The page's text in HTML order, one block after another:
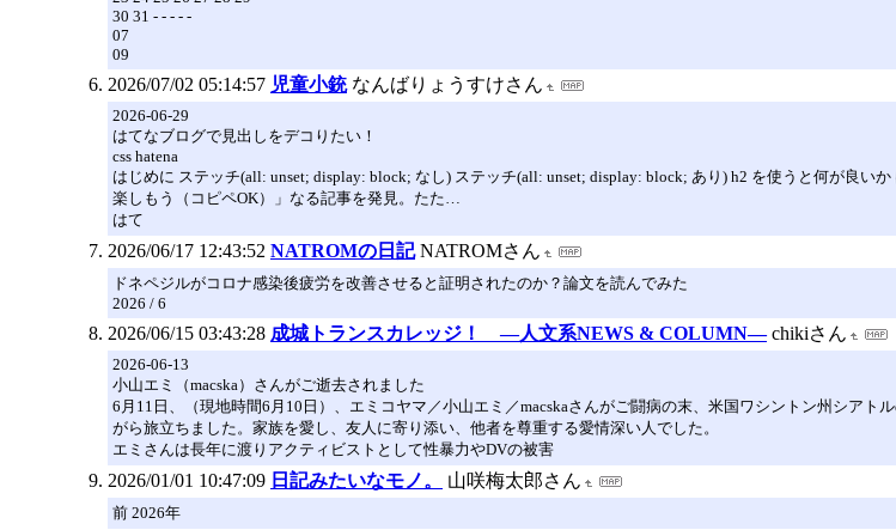
30 31 - - - - -
07
09
2026/07/02 05:14:57 児童小銃 なんばりょうすけさん
2026-06-29
はてなブログで見出しをデコりたい！
css hatena
はじめに ステッチ(all: unset; display: block; なし) ステッチ(all: unset; display: block; あり) h2 を使うと何が良い
楽しもう（コピペOK）」なる記事を発見。たた…
はて
2026/06/17 12:43:52 NATROMの日記 NATROMさん
ドネペジルがコロナ感染後疲労を改善させると証明されたのか？論文を読んでみた
2026 / 6
2026/06/15 03:43:28 成城トランスカレッジ！ ―人文系NEWS & COLUMN― chikiさん
2026-06-13
小山エミ（macska）さんがご逝去されました
6月11日、（現地時間6月10日）、エミコヤマ／小山エミ／macskaさんがご闘病の末、米国ワシントン州シア
がら旅立ちました。家族を愛し、友人に寄り添い、他者を尊重する愛情深い人でした。
エミさんは長年に渡りアクティビストとして性暴力やDVの被害
2026/01/01 10:47:09 日記みたいなモノ。 山咲梅太郎さん
前 2026年